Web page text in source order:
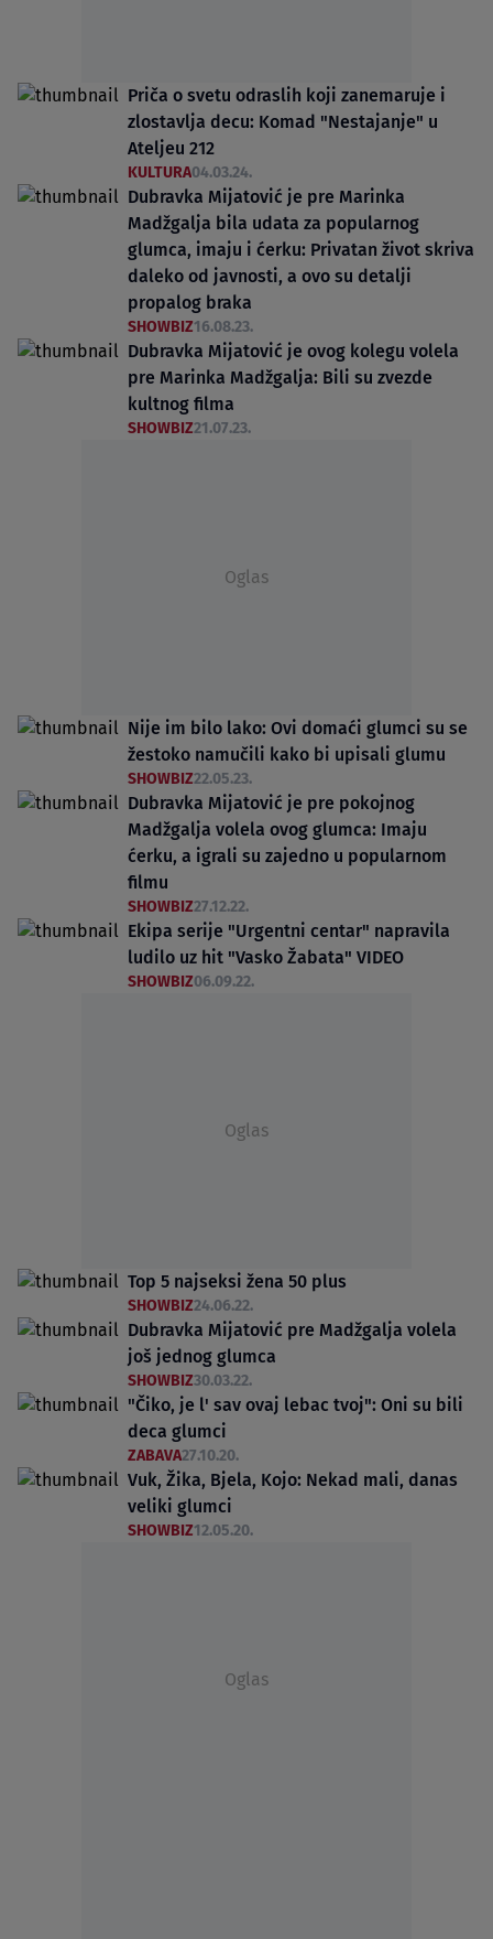
Priča o svetu odraslih koji zanemaruje i
zlostavlja decu: Komad "Nestajanje" u
Ateljeu 212
KULTURA04.03.24.
Dubravka Mijatović je pre Marinka
Madžgalja bila udata za popularnog
glumca, imaju i ćerku: Privatan život skriva
daleko od javnosti, a ovo su detalji
propalog braka
SHOWBIZ16.08.23.
Dubravka Mijatović je ovog kolegu volela
pre Marinka Madžgalja: Bili su zvezde
kultnog filma
SHOWBIZ21.07.23.
Oglas
Nije im bilo lako: Ovi domaći glumci su se
žestoko namučili kako bi upisali glumu
SHOWBIZ22.05.23.
Dubravka Mijatović je pre pokojnog
Madžgalja volela ovog glumca: Imaju
ćerku, a igrali su zajedno u popularnom
filmu
SHOWBIZ27.12.22.
Ekipa serije "Urgentni centar" napravila
ludilo uz hit "Vasko Žabata" VIDEO
SHOWBIZ06.09.22.
Oglas
Top 5 najseksi žena 50 plus
SHOWBIZ24.06.22.
Dubravka Mijatović pre Madžgalja volela
još jednog glumca
SHOWBIZ30.03.22.
"Čiko, je l' sav ovaj lebac tvoj": Oni su bili
deca glumci
ZABAVA27.10.20.
Vuk, Žika, Bjela, Kojo: Nekad mali, danas
veliki glumci
SHOWBIZ12.05.20.
Oglas